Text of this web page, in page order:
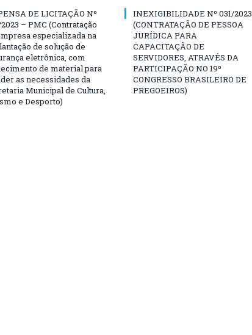
DE LICITAÇÃO Nº
– PMC (Contratação
especializada na
de solução de
eletrônica, com
de material para
as necessidades da
Municipal de Cultura,
e Desporto)
INEXIGIBILIDADE Nº 031/2023
(CONTRATAÇÃO DE PESSOA
JURÍDICA PARA
CAPACITAÇÃO DE
SERVIDORES, ATRAVÉS DA
PARTICIPAÇÃO NO 19º
CONGRESSO BRASILEIRO DE
PREGOEIROS)